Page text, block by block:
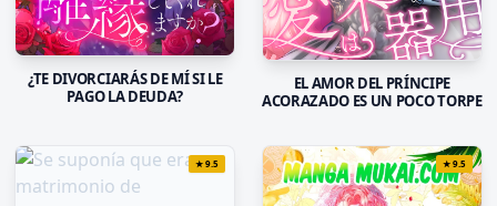
¿TE DIVORCIARÁS DE MÍ SI LE
PAGO LA DEUDA?
EL AMOR DEL PRÍNCIPE
ACORAZADO ES UN POCO TORPE
★9.5 ★9.5